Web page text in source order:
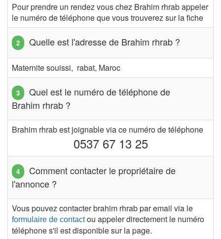
Pour prendre un rendez vous chez Brahim rhrab appeler
le numéro de téléphone que vous trouverez sur la fiche
Quelle est l'adresse de Brahim rhrab ?
Maternite souissi, rabat, Maroc
Quel est le numéro de téléphone de
Brahim rhrab ?
Brahim rhrab est joignable via ce numéro de téléphone
0537 67 13 25
Comment contacter le propriétaire de
l'annonce ?
Vous pouvez contacter brahim rhrab par email via le
formulaire de contactou appeler directement le numéro
téléphone s'il est disponible sur la page.